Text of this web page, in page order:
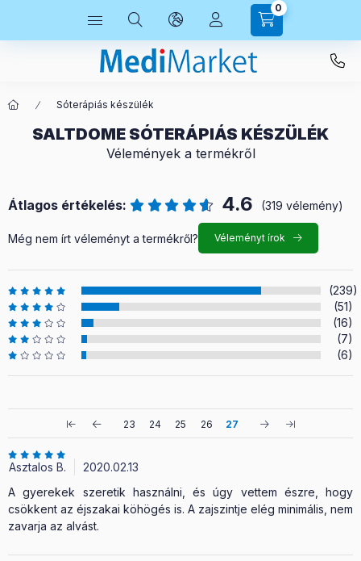
0
Sóterápiás készülék
SALTDOME SÓTERÁPIÁS KÉSZÜLÉK
Vélemények a termékről
Átlagos értékelés: 4.6 (319 vélemény)
Még nem írt véleményt a termékről? Véleményt írok
(239)
(51)
(16)
(7)
(6)
23 24 25 26 27
Asztalos B.
2020.02.13
A gyerekek szeretik használni, és úgy vettem észre, hogy
csökkent az éjszakai köhögés is. A zajszintje elég minimális, nem
zavarja az alvást.